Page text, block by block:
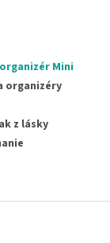
Mini
organizéry
z lásky